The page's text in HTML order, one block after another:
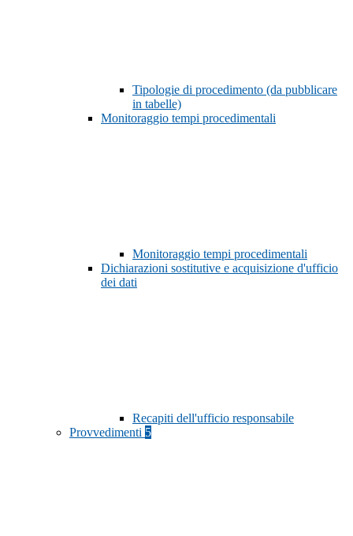
Tipologie di procedimento (da pubblicare
in tabelle)
Monitoraggio tempi procedimentali
Monitoraggio tempi procedimentali
Dichiarazioni sostitutive e acquisizione d'ufficio
dei dati
Recapiti dell'ufficio responsabile
Provvedimenti 5